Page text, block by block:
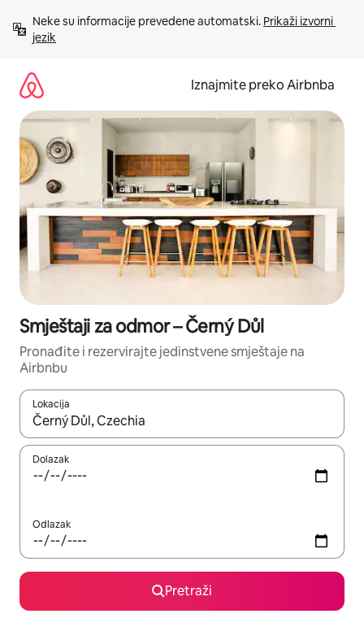
sadržaj
Neke su informacije prevedene automatski. Prikaži izvorni
jezik
Iznajmite preko Airbnba
Smještaji za odmor – Černý Důl
Pronađite i rezervirajte jedinstvene smještaje na
Airbnbu
Lokacija
Kada budu dostupni rezultati, moći ćete ih pregledati
Dolazak
Odlazak
Pretraži